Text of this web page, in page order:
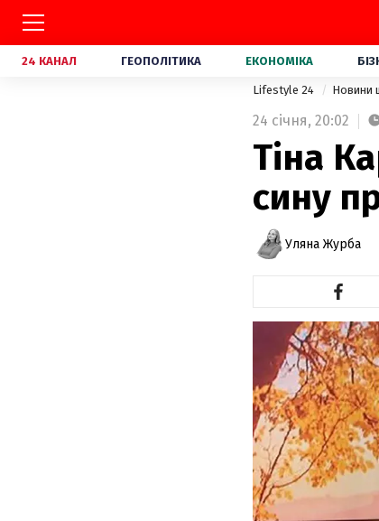
24 КАНАЛ ГЕОПОЛІТИКА ЕКОНОМІКА
Lifestyle 24 Новини
24 січня, 20:02
Тіна
сину
Уляна Журба